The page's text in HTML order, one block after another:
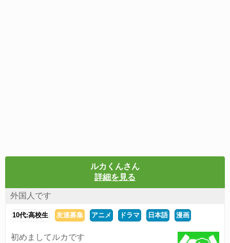
ルカくんさん
詳細を見る
外国人です
10代:高校生 友達募集 アニメ ドラマ 日本語 漫画
初めましてルカです